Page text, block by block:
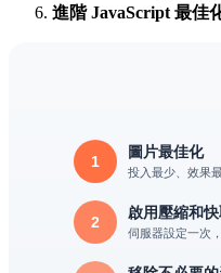
進階 JavaScript 最佳